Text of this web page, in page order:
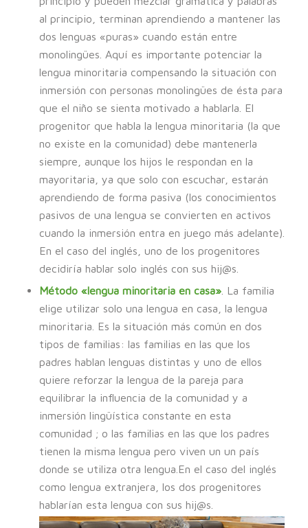
al principio, terminan aprendiendo a mantener las
dos lenguas «puras» cuando están entre
monolingües. Aquí es importante potenciar la
lengua minoritaria compensando la situación con
inmersión con personas monolingües de ésta para
que el niño se sienta motivado a hablarla. El
progenitor que habla la lengua minoritaria (la que
no existe en la comunidad) debe mantenerla
siempre, aunque los hijos le respondan en la
mayoritaria, ya que solo con escuchar, estarán
aprendiendo de forma pasiva (los conocimientos
pasivos de una lengua se convierten en activos
cuando la inmersión entra en juego más adelante).
En el caso del inglés, uno de los progenitores
decidiría hablar solo inglés con sus hij@s.
Método «lengua minoritaria en casa». La familia
elige utilizar solo una lengua en casa, la lengua
minoritaria. Es la situación más común en dos
tipos de familias: las familias en las que los
padres hablan lenguas distintas y uno de ellos
quiere reforzar la lengua de la pareja para
equilibrar la influencia de la comunidad y a
inmersión lingüística constante en esta
comunidad ; o las familias en las que los padres
tienen la misma lengua pero viven un un país
donde se utiliza otra lengua.En el caso del inglés
como lengua extranjera, los dos progenitores
hablarían esta lengua con sus hij@s.